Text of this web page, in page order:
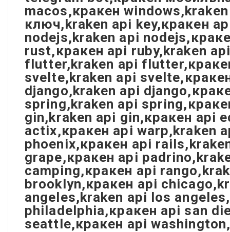
macos,кракен
ключ,kraken api key,кракен
nodejs,kraken api
rust,кракен api ruby,kraken
flutter,kraken api
svelte,kraken api
django,kraken api
spring,kraken api
gin,kraken api gin,кракен api
actix,кракен api warp,kraken
phoenix,кракен api
grape,кракен api
camping,кракен api
brooklyn,кракен api
angeles,kraken api los
philadelphia,кракен api san
seattle,кракен api